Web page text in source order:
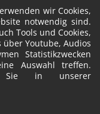
wir Cookies,
notwendig sind.
Tools und Cookies,
Youtube, Audios
Statistikzwecken
Auswahl treffen.
Sie in unserer